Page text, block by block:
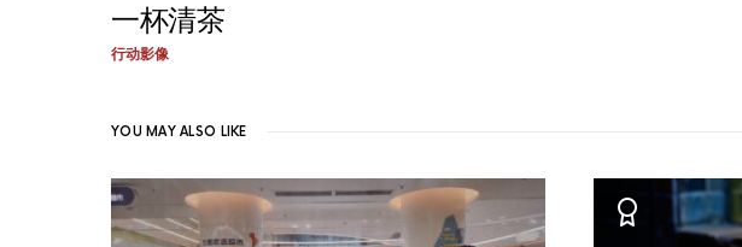
一杯清茶
行动影像
YOU MAY ALSO LIKE